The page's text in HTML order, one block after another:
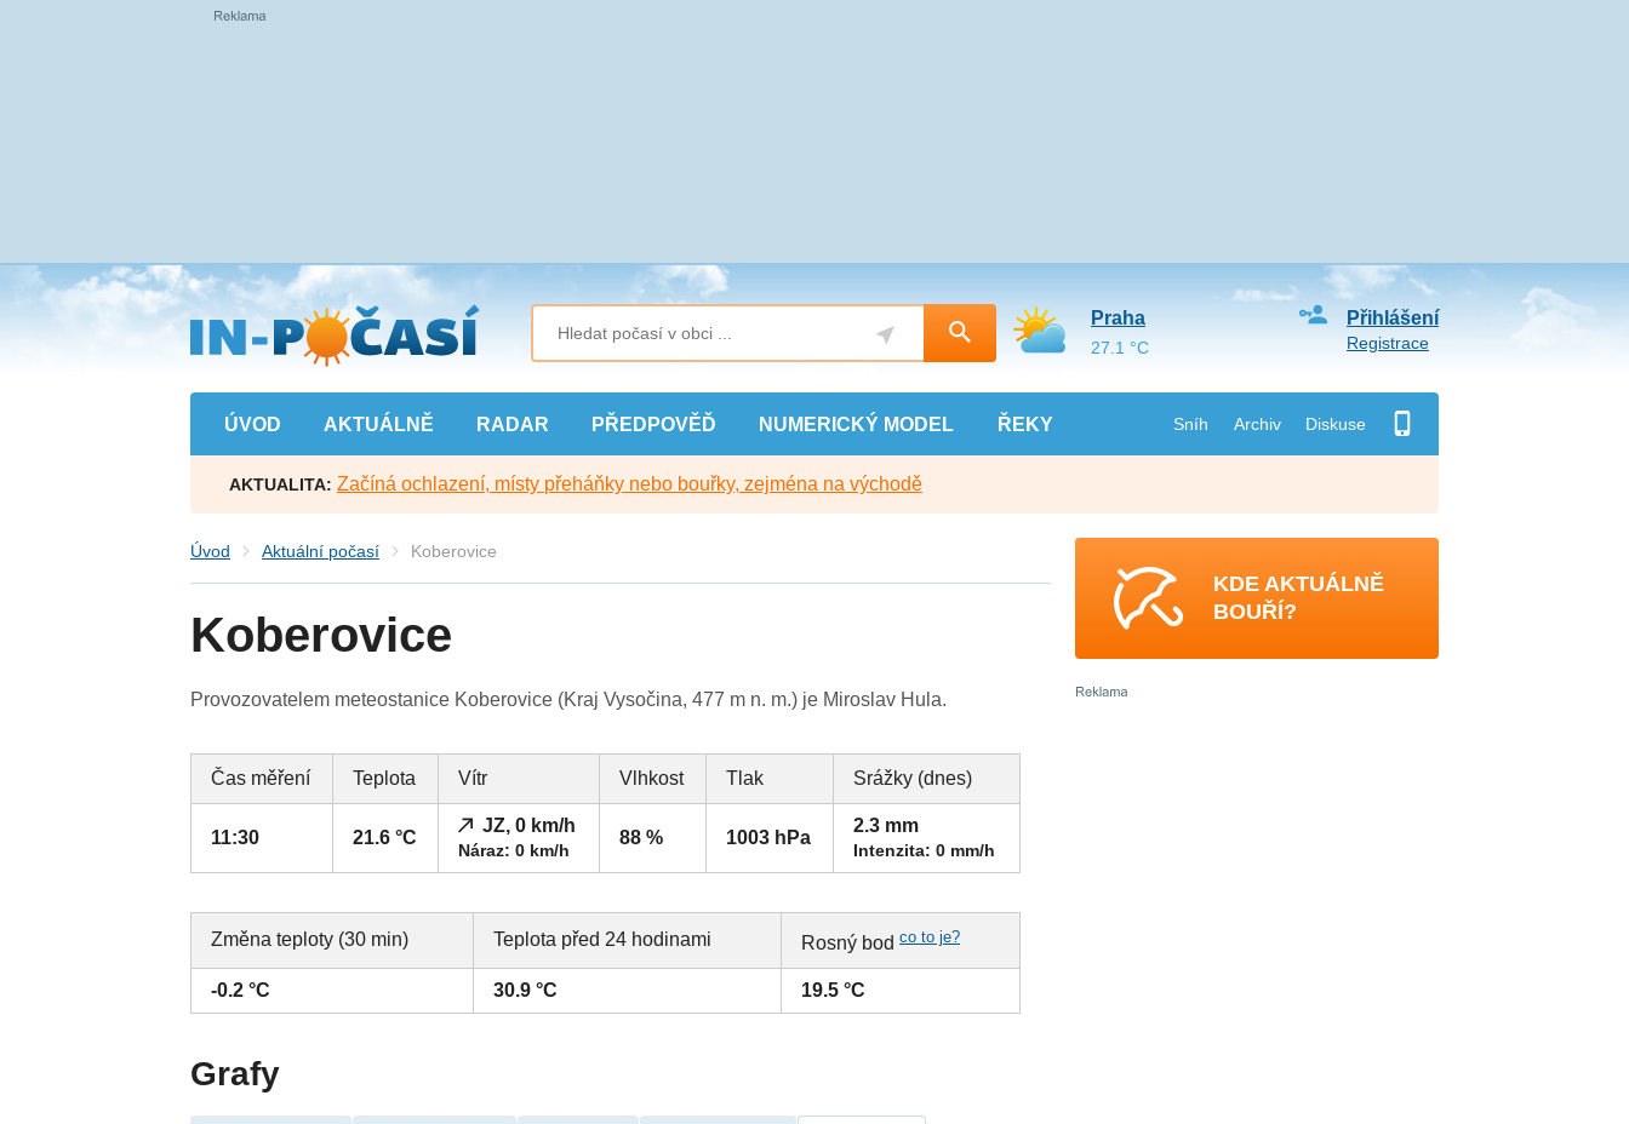
Přejít
na
hlavní
obsah
ÚVOD AKTUÁLNĚ RADAR PŘEDPOVĚĎ NUMERICKÝ MODEL ŘEKY Sníh Archiv Diskuse
Přihlášení
Registrace
Praha
27.1 °C
AKTUALITA: Začíná ochlazení, místy přeháňky nebo bouřky, zejména na východě
Úvod Aktuální počasí Koberovice
Koberovice
Provozovatelem meteostanice Koberovice (Kraj Vysočina, 477 m n. m.) je Miroslav Hula.
Čas měření Teplota Vítr Vlhkost Tlak Srážky (dnes)
11:30 21.6 °C
JZ, 0 km/h
Náraz: 0 km/h
88 % 1003 hPa
2.3 mm
Intenzita: 0 mm/h
Změna teploty (30 min) Teplota před 24 hodinami Rosný bodco to je?
-0.2 °C 30.9 °C 19.5 °C
Grafy
KDE AKTUÁLNĚ
BOUŘÍ?